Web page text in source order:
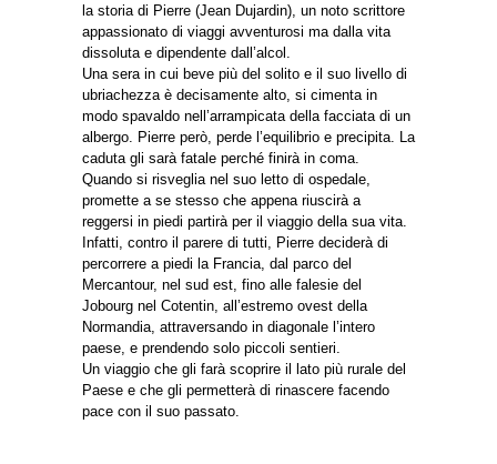
la storia di Pierre (Jean Dujardin), un noto scrittore
appassionato di viaggi avventurosi ma dalla vita
dissoluta e dipendente dall’alcol.
Una sera in cui beve più del solito e il suo livello di
ubriachezza è decisamente alto, si cimenta in
modo spavaldo nell’arrampicata della facciata di un
albergo. Pierre però, perde l’equilibrio e precipita. La
caduta gli sarà fatale perché finirà in coma.
Quando si risveglia nel suo letto di ospedale,
promette a se stesso che appena riuscirà a
reggersi in piedi partirà per il viaggio della sua vita.
Infatti, contro il parere di tutti, Pierre deciderà di
percorrere a piedi la Francia, dal parco del
Mercantour, nel sud est, fino alle falesie del
Jobourg nel Cotentin, all’estremo ovest della
Normandia, attraversando in diagonale l’intero
paese, e prendendo solo piccoli sentieri.
Un viaggio che gli farà scoprire il lato più rurale del
Paese e che gli permetterà di rinascere facendo
pace con il suo passato.